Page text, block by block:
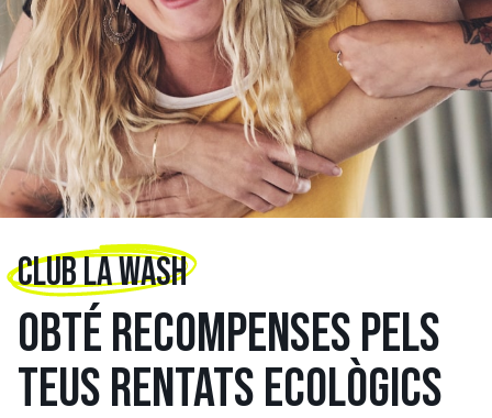
CLUB LA WASH
OBTÉ RECOMPENSES PELS
TEUS RENTATS ECOLÒGICS